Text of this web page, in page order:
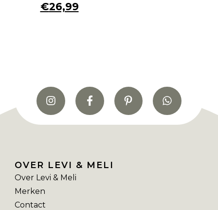
€26,99
OVER LEVI & MELI
Over Levi & Meli
Merken
Contact